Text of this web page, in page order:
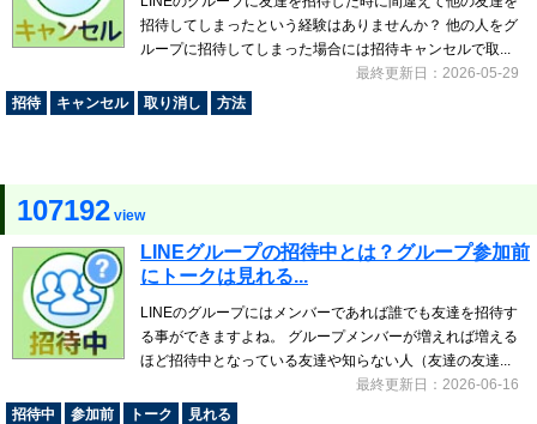
招待してしまったという経験はありませんか？ 他の人をグ
ループに招待してしまった場合には招待キャンセルで取...
最終更新日：2026-05-29
招待
キャンセル 取り消し 方法
107192 view
LINEグループの招待中とは？グループ参加前
にトークは見れる...
LINEのグループにはメンバーであれば誰でも友達を招待す
る事ができますよね。 グループメンバーが増えれば増える
ほど招待中となっている友達や知らない人（友達の友達...
最終更新日：2026-06-16
招待中
参加前 トーク 見れる